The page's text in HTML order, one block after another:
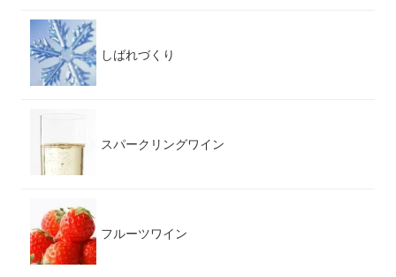
しばれづくり
スパークリングワイン
フルーツワイン